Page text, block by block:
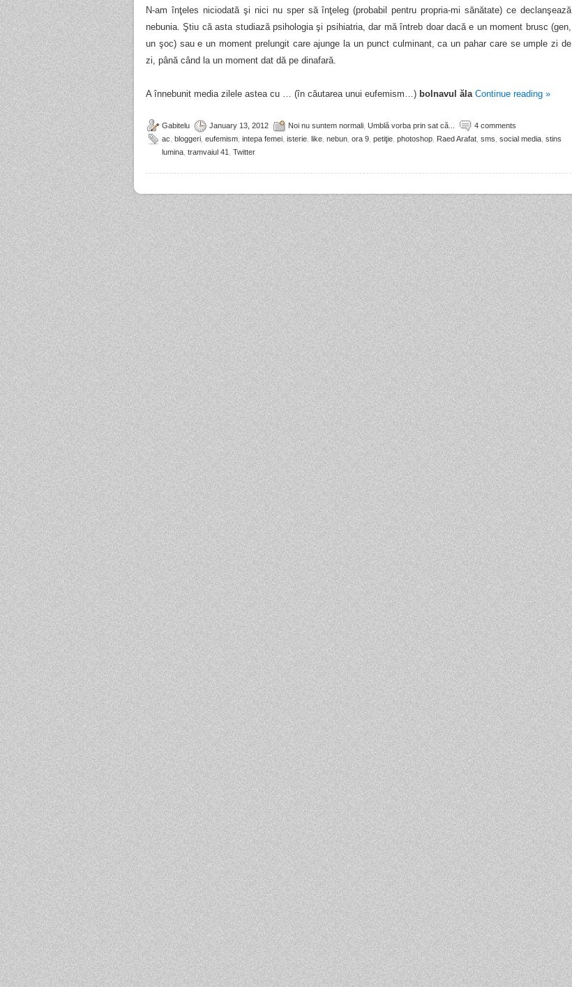
N-am înţeles niciodată şi nici nu sper să înţeleg (probabil pentru propria-mi sănătate) ce declanşează
nebunia. Ştiu că asta studiază psihologia şi psihiatria, dar mă întreb doar dacă e un moment brusc (gen,
un şoc) sau e un moment prelungit care ajunge la un punct culminant, ca un pahar care se umple zi de
zi, până când la un moment dat dă pe dinafară.
A înnebunit media zilele astea cu … (în căutarea unui eufemism…) bolnavul ăla Continue reading »
Gabitelu January 13, 2012 Noi nu suntem normali Umblă vorba prin sat că...
4 comments
ac bloggeri eufemism intepa femei isterie like nebun ora 9 petiţie photoshop Raed Arafat sms social media stins
lumina tramvaiul 41 Twitter